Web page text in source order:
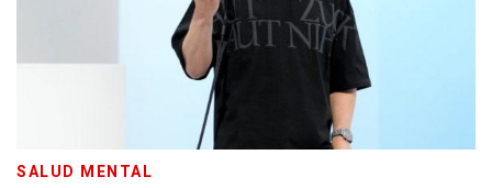
SALUD MENTAL